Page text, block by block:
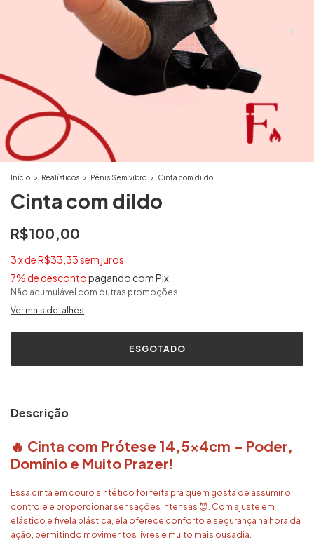
Início > Realísticos > Pênis Sem vibro > Cinta com dildo
Cinta com dildo
R$100,00
3xdeR$33,33sem juros
7% de descontopagando com Pix
Não acumulável com outras promoções
Ver mais detalhes
Descrição
🔥 Cinta com Prótese 14,5x4cm – Poder,
Domínio e Muito Prazer!
Essa cinta em couro sintético foi feita pra quem gosta de assumir o
controle e proporcionar sensações intensas 😈. Com ajuste em
elástico e fivela plástica, ela oferece conforto e segurança na hora da
ação, permitindo movimentos livres e muito mais ousadia.